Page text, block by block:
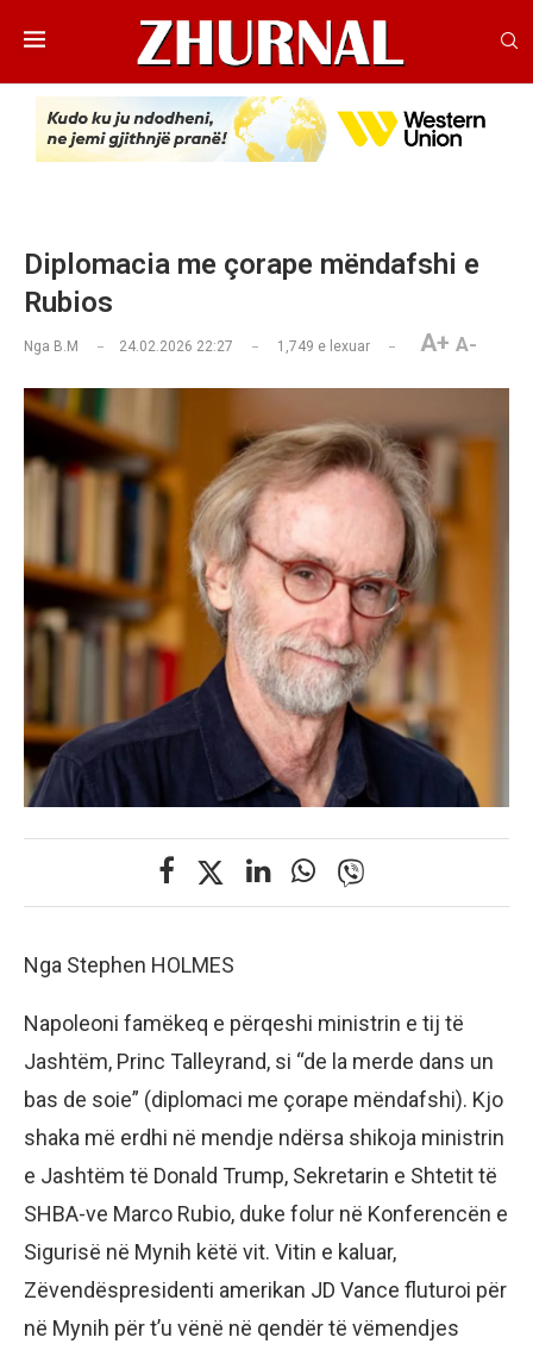
Diplomacia me çorape mëndafshi e
Rubios
Nga B.M 24.02.2026 22:27 1,749 e lexuar A+ A-
Nga Stephen HOLMES
Napoleoni famëkeq e përqeshi ministrin e tij të
Jashtëm, Princ Talleyrand, si “de la merde dans un
bas de soie” (diplomaci me çorape mëndafshi). Kjo
shaka më erdhi në mendje ndërsa shikoja ministrin
e Jashtëm të Donald Trump, Sekretarin e Shtetit të
SHBA-ve Marco Rubio, duke folur në Konferencën e
Sigurisë në Mynih këtë vit. Vitin e kaluar,
Zëvendëspresidenti amerikan JD Vance fluturoi për
në Mynih për t’u vënë në qendër të vëmendjes